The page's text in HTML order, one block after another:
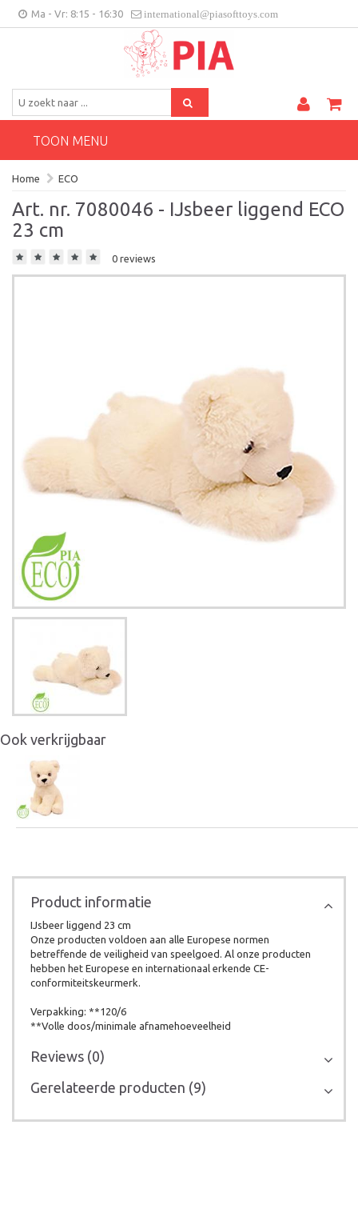
Ma - Vr: 8:15 - 16:30 international@piasofttoys.com
Klantenfeedback
BE/NL
TOON MENU
Home ECO
Art. nr. 7080046 - IJsbeer liggend ECO
23 cm
0 reviews
Ook verkrijgbaar
Product informatie
IJsbeer liggend 23 cm
Onze producten voldoen aan alle Europese normen
betreffende de veiligheid van speelgoed. Al onze producten
hebben het Europese en internationaal erkende CE-
conformiteitskeurmerk.
Verpakking: **120/6
**Volle doos/minimale afnamehoeveelheid
Reviews (0)
Gerelateerde producten (9)